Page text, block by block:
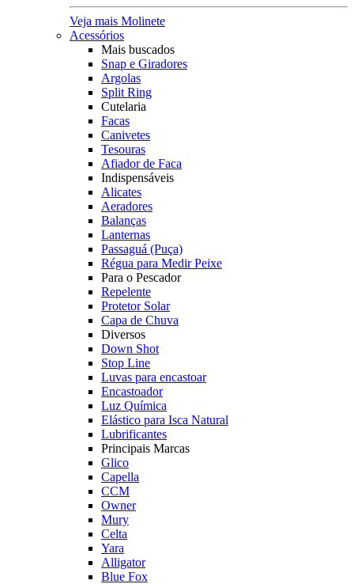
Veja mais Molinete
Acessórios
Mais buscados
Snap e Giradores
Argolas
Split Ring
Cutelaria
Facas
Canivetes
Tesouras
Afiador de Faca
Indispensáveis
Alicates
Aeradores
Balanças
Lanternas
Passaguá (Puça)
Régua para Medir Peixe
Para o Pescador
Repelente
Protetor Solar
Capa de Chuva
Diversos
Down Shot
Stop Line
Luvas para encastoar
Encastoador
Luz Química
Elástico para Isca Natural
Lubrificantes
Principais Marcas
Glico
Capella
CCM
Owner
Mury
Celta
Yara
Alligator
Blue Fox